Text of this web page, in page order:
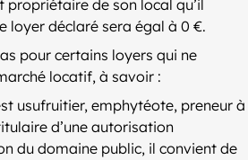
propriétaire de son local qu’il
loyer déclaré sera égal à 0 €.
pour certains loyers qui ne
locatif, à savoir :
usufruitier, emphytéote, preneur à
d’une autorisation
du domaine public, il convient de